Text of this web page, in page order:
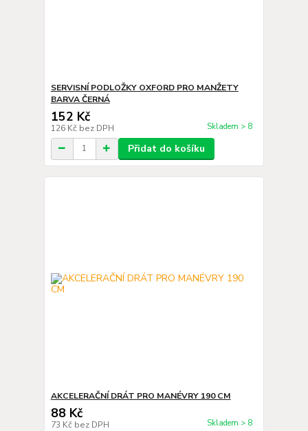
SERVISNÍ PODLOŽKY OXFORD PRO MANŽETY
BARVA ČERNÁ
152 Kč
126 Kč bez DPH Skladem > 8
Přidat do košíku
AKCELERAČNÍ DRÁT PRO MANÉVRY 190 CM
88 Kč
73 Kč bez DPH Skladem > 8